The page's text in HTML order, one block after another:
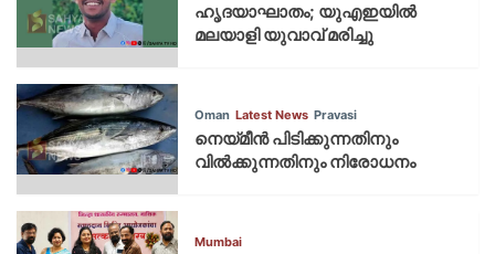
ഹൃദയാഘാതം; യുഎഇയില്‍
മലയാളി യുവാവ് മരിച്ചു
Oman Latest News Pravasi
നെയ്മീന്‍ പിടിക്കുന്നതിനും
വില്‍ക്കുന്നതിനും നിരോധനം
Mumbai